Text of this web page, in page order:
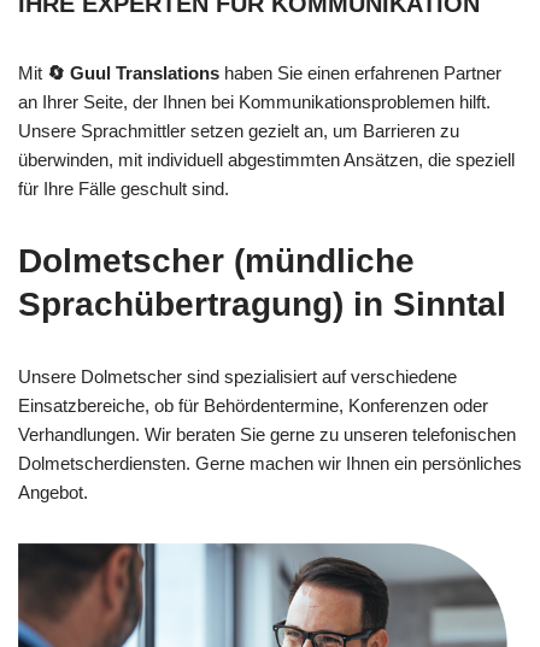
Mit 🔄 Guul Translations haben Sie einen erfahrenen Partner
an Ihrer Seite, der Ihnen bei Kommunikationsproblemen hilft.
Unsere Sprachmittler setzen gezielt an, um Barrieren zu
überwinden, mit individuell abgestimmten Ansätzen, die speziell
für Ihre Fälle geschult sind.
Dolmetscher (mündliche
Sprachübertragung) in Sinntal
Unsere Dolmetscher sind spezialisiert auf verschiedene
Einsatzbereiche, ob für Behördentermine, Konferenzen oder
Verhandlungen. Wir beraten Sie gerne zu unseren telefonischen
Dolmetscherdiensten. Gerne machen wir Ihnen ein persönliches
Angebot.